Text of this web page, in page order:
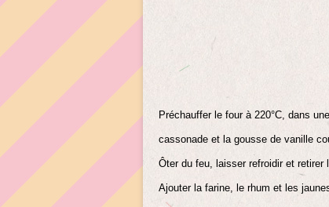
Préchauffer le four à 220°C, dans
cassonade et la gousse de vanille
Ôter du feu, laisser refroidir et retirer
Ajouter la farine, le rhum et les